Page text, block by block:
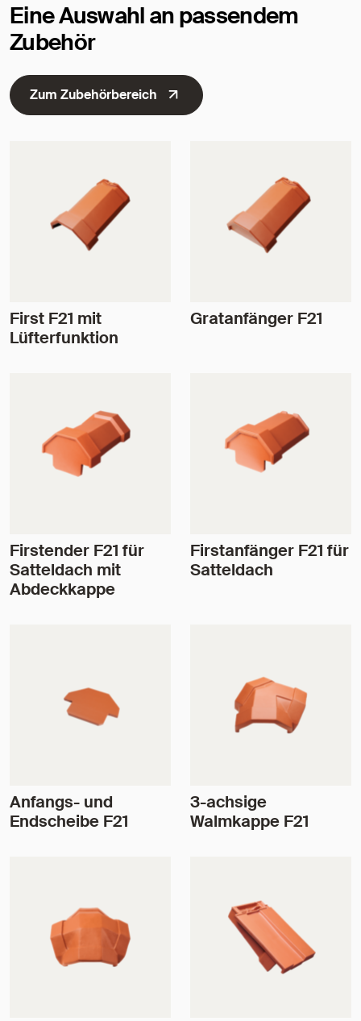
Eine Auswahl an passendem
Zubehör
Zum Zubehörbereich
First F21 mit
Lüfterfunktion
Gratanfänger F21
Firstender F21 für
Satteldach mit
Abdeckkappe
Firstanfänger F21 für
Satteldach
Anfangs- und
Endscheibe F21
3-achsige
Walmkappe F21